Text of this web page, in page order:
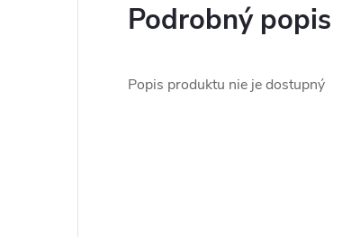
Podrobný popis
Popis produktu nie je dostupný